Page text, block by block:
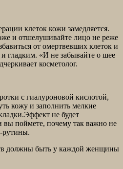
клеток кожи замедляется.
и отшелушивайте лицо не реже
от омертвевших клеток и
гладким. «И не забывайте о шее
косметолог.
с гиалуроновой кислотой,
кожу и заполнить мелкие
не будет
поймете, почему так важно не
рутины.